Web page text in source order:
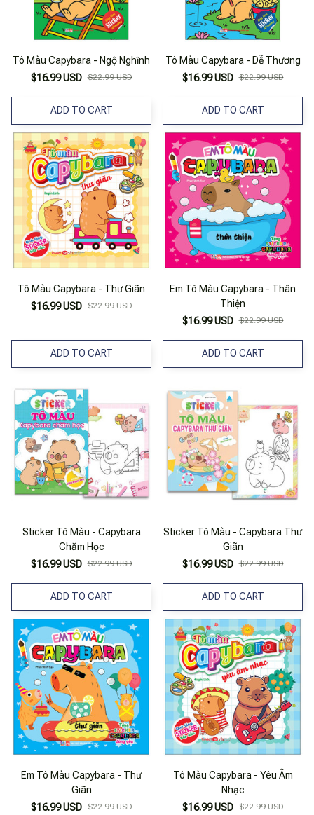
Tô Màu Capybara - Ngộ Nghĩnh
$16.99 USD $22.99 USD
ADD TO CART
Tô Màu Capybara - Dễ Thương
$16.99 USD $22.99 USD
ADD TO CART
Tô Màu Capybara - Thư Giãn
$16.99 USD $22.99 USD
ADD TO CART
Em Tô Màu Capybara - Thân
Thiện
$16.99 USD $22.99 USD
ADD TO CART
Sticker Tô Màu - Capybara
Chăm Học
$16.99 USD $22.99 USD
ADD TO CART
Sticker Tô Màu - Capybara Thư
Giãn
$16.99 USD $22.99 USD
ADD TO CART
Em Tô Màu Capybara - Thư
Giãn
$16.99 USD $22.99 USD
Tô Màu Capybara - Yêu Âm
Nhạc
$16.99 USD $22.99 USD